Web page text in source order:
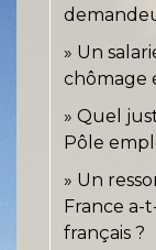
Un
chômage
Quel
Pôle
Un
France a-
français ?